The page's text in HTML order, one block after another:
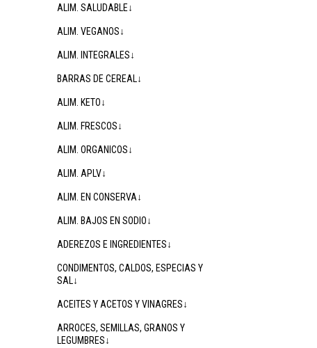
ALIM. SALUDABLE↓
ALIM. VEGANOS↓
ALIM. INTEGRALES↓
BARRAS DE CEREAL↓
ALIM. KETO↓
ALIM. FRESCOS↓
ALIM. ORGANICOS↓
ALIM. APLV↓
ALIM. EN CONSERVA↓
ALIM. BAJOS EN SODIO↓
ADEREZOS E INGREDIENTES↓
CONDIMENTOS, CALDOS, ESPECIAS Y
SAL↓
ACEITES Y ACETOS Y VINAGRES↓
ARROCES, SEMILLAS, GRANOS Y
LEGUMBRES↓